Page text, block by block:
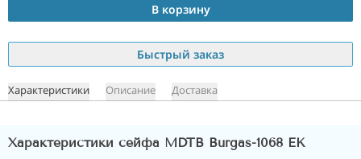
В корзину
Быстрый заказ
Характеристики Описание Доставка
Характеристики сейфа MDTB Burgas-1068 EK